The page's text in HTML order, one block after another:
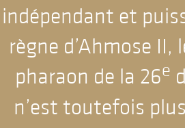
indépendant et
règne d’Ahmose
pharaon de la 26e
n’est toutefois